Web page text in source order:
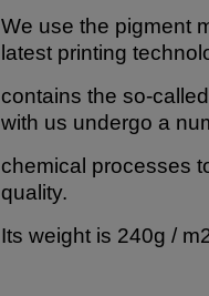
We use the pigment
latest printing
contains the so-
with us undergo a
chemical processes
quality.
Its weight is 240g /